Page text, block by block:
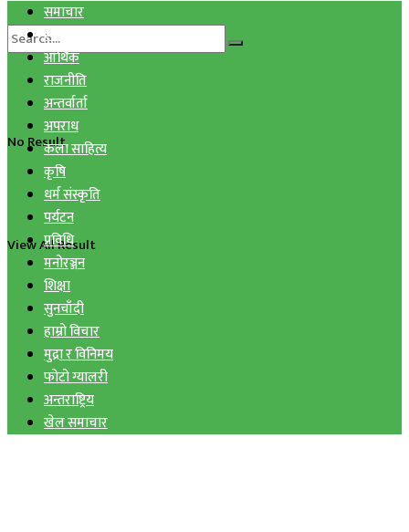
No Result
View All Result
समाचार
स्वास्थ्य
आर्थिक
राजनीति
अन्तर्वार्ता
अपराध
कला साहित्य
कृषि
धर्म संस्कृति
पर्यटन
प्रविधि
मनोरञ्जन
शिक्षा
सुनचाँदी
हाम्रो विचार
मुद्रा र विनिमय
फोटो ग्यालरी
अन्तराष्ट्रिय
खेल समाचार